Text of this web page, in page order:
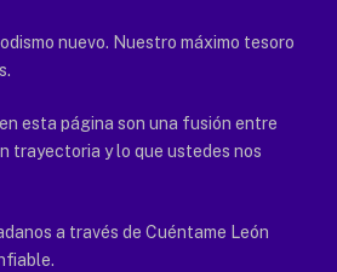
nuevo. Nuestro máximo tesoro
esta página son una fusión entre
trayectoria y lo que ustedes nos
a través de Cuéntame León